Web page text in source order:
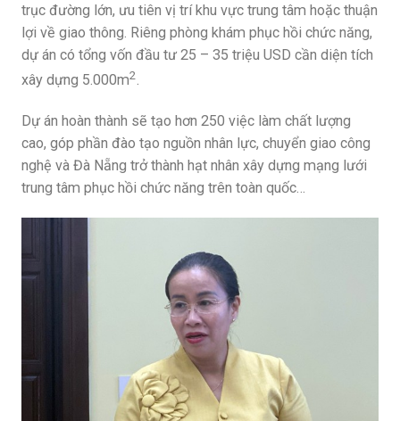
trục đường lớn, ưu tiên vị trí khu vực trung tâm hoặc thuận
lợi về giao thông. Riêng phòng khám phục hồi chức năng,
dự án có tổng vốn đầu tư 25 – 35 triệu USD cần diện tích
xây dựng 5.000m2.
Dự án hoàn thành sẽ tạo hơn 250 việc làm chất lượng
cao, góp phần đào tạo nguồn nhân lực, chuyển giao công
nghệ và Đà Nẵng trở thành hạt nhân xây dựng mạng lưới
trung tâm phục hồi chức năng trên toàn quốc…